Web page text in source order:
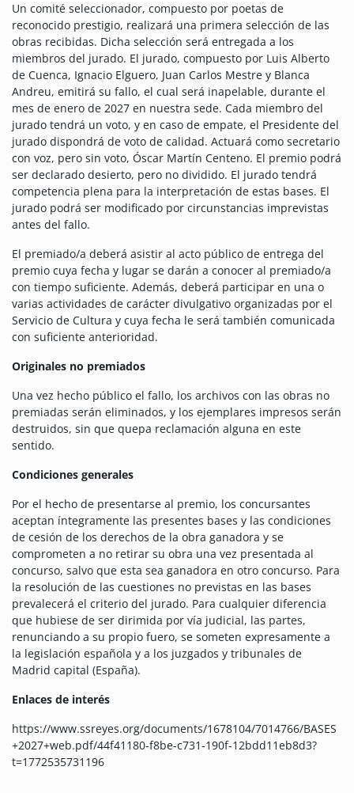
Un comité seleccionador, compuesto por poetas de
reconocido prestigio, realizará una primera selección de las
obras recibidas. Dicha selección será entregada a los
miembros del jurado. El jurado, compuesto por Luis Alberto
de Cuenca, Ignacio Elguero, Juan Carlos Mestre y Blanca
Andreu, emitirá su fallo, el cual será inapelable, durante el
mes de enero de 2027 en nuestra sede. Cada miembro del
jurado tendrá un voto, y en caso de empate, el Presidente del
jurado dispondrá de voto de calidad. Actuará como secretario
con voz, pero sin voto, Óscar Martín Centeno. El premio podrá
ser declarado desierto, pero no dividido. El jurado tendrá
competencia plena para la interpretación de estas bases. El
jurado podrá ser modificado por circunstancias imprevistas
antes del fallo.
El premiado/a deberá asistir al acto público de entrega del
premio cuya fecha y lugar se darán a conocer al premiado/a
con tiempo suficiente. Además, deberá participar en una o
varias actividades de carácter divulgativo organizadas por el
Servicio de Cultura y cuya fecha le será también comunicada
con suficiente anterioridad.
Originales no premiados
Una vez hecho público el fallo, los archivos con las obras no
premiadas serán eliminados, y los ejemplares impresos serán
destruidos, sin que quepa reclamación alguna en este
sentido.
Condiciones generales
Por el hecho de presentarse al premio, los concursantes
aceptan íntegramente las presentes bases y las condiciones
de cesión de los derechos de la obra ganadora y se
comprometen a no retirar su obra una vez presentada al
concurso, salvo que esta sea ganadora en otro concurso. Para
la resolución de las cuestiones no previstas en las bases
prevalecerá el criterio del jurado. Para cualquier diferencia
que hubiese de ser dirimida por vía judicial, las partes,
renunciando a su propio fuero, se someten expresamente a
la legislación española y a los juzgados y tribunales de
Madrid capital (España).
Enlaces de interés
https://www.ssreyes.org/documents/1678104/7014766/BASES
+2027+web.pdf/44f41180-f8be-c731-190f-12bdd11eb8d3?
t=1772535731196